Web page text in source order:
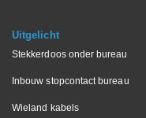
Uitgelicht
Stekkerdoos onder bureau
Inbouw stopcontact bureau
Wieland kabels